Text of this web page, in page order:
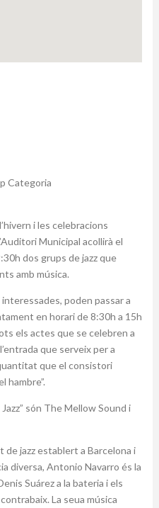
Categoria
i les celebracions
Municipal acollirà el
dos grups de jazz que
amb música.
poden passar a
en horari de 8:30h a 15h
els actes que se celebren a
que serveix per a
que el consistori
hambre”.
són The Mellow Sound i
jazz establert a Barcelona i
diversa, Antonio Navarro és la
Suárez a la bateria i els
La seua música